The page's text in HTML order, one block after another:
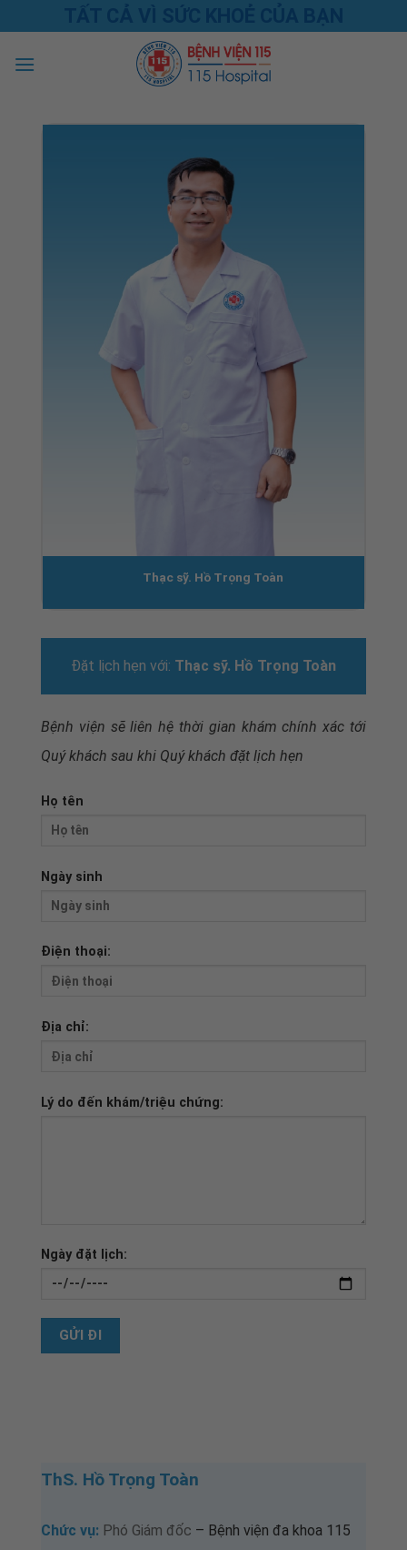
to
content
Thạc sỹ. Hồ Trọng Toàn
Đặt lịch hẹn với: Thạc sỹ. Hồ Trọng Toàn
Bệnh viện sẽ liên hệ thời gian khám chính xác tới
Quý khách sau khi Quý khách đặt lịch hẹn
Họ tên
Ngày sinh
Điện thoại:
Địa chỉ:
Lý do đến khám/triệu chứng:
Ngày đặt lịch:
ThS. Hồ Trọng Toàn
Chức vụ: Phó Giám đốc – Bệnh viện đa khoa 115